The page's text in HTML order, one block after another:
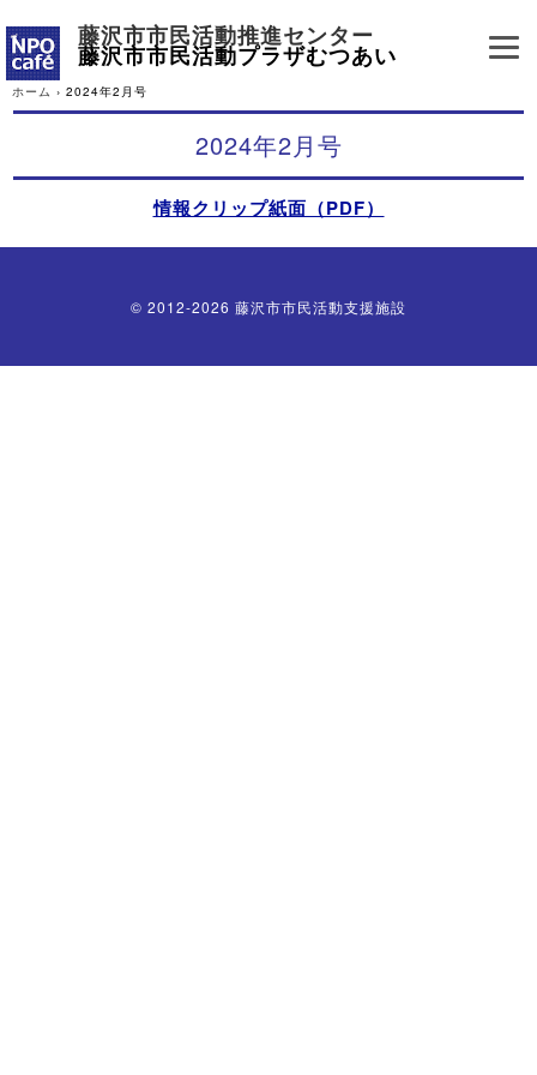
藤沢市市民活動推進センター
藤沢市市民活動プラザむつあい
ホーム › 2024年2月号
2024年2月号
情報クリップ紙面（PDF）
© 2012-2026 藤沢市市民活動支援施設